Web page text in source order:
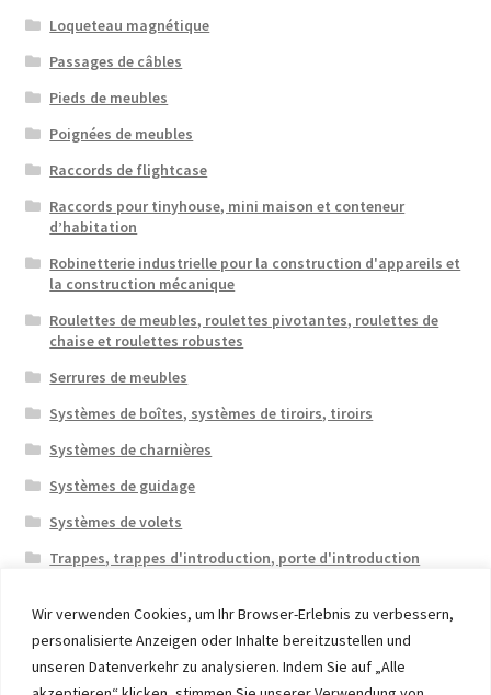
Wir verwenden Cookies, um Ihr Browser-Erlebnis zu verbessern,
personalisierte Anzeigen oder Inhalte bereitzustellen und
unseren Datenverkehr zu analysieren. Indem Sie auf „Alle
Loqueteau magnétique
Passages de câbles
Pieds de meubles
Poignées de meubles
Raccords de flightcase
Raccords pour tinyhouse, mini maison et conteneur
d’habitation
Robinetterie industrielle pour la construction d'appareils et
la construction mécanique
Roulettes de meubles, roulettes pivotantes, roulettes de
chaise et roulettes robustes
Serrures de meubles
Systèmes de boîtes, systèmes de tiroirs, tiroirs
Systèmes de charnières
Systèmes de guidage
Systèmes de volets
Trappes, trappes d'introduction, porte d'introduction